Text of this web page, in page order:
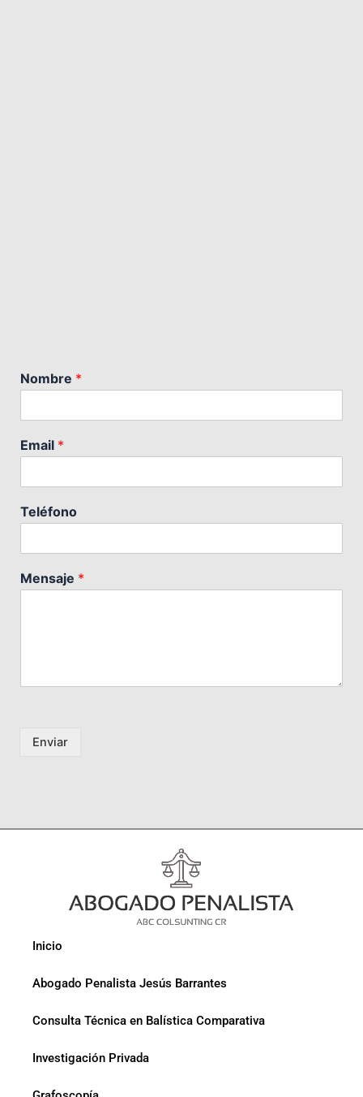
Nombre *
Email *
Teléfono
Mensaje *
Enviar
Inicio
Abogado Penalista Jesús Barrantes
Consulta Técnica en Balística Comparativa
Investigación Privada